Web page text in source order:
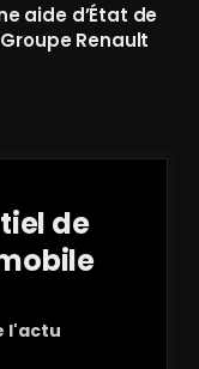
aide d’État de
Renault
de
l'actu